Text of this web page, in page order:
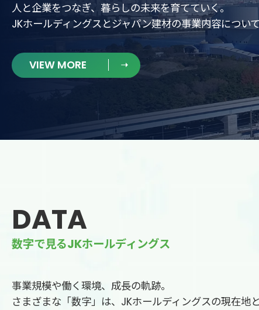
人と企業をつなぎ、暮らしの未来を育てていく。
JKホールディングスとジャパン建材の事業内容につい
VIEW MORE
DATA
数字で見るJKホールディングス
事業規模や働く環境、成長の軌跡。
さまざまな「数字」は、JKホールディングスの現在地と